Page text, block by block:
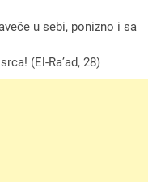
u sebi, ponizno i sa
(El-Ra’ad, 28)